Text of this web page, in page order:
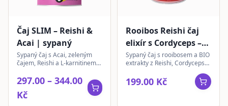
Čaj SLIM – Reishi &
Acai | sypaný
Sypaný čaj s Acai, zeleným
čajem, Reishi a L-karnitinem
pohody.
297.00 – 344.00
Kč
Rooibos Reishi čaj
elixír s Cordyceps –
Lion’s Mane – Chaga
| sypaný
Sypaný čaj s rooibosem a BIO
extrakty z Reishi, Cordycepsu,
směs pro jedinečný zážitek.
199.00 Kč